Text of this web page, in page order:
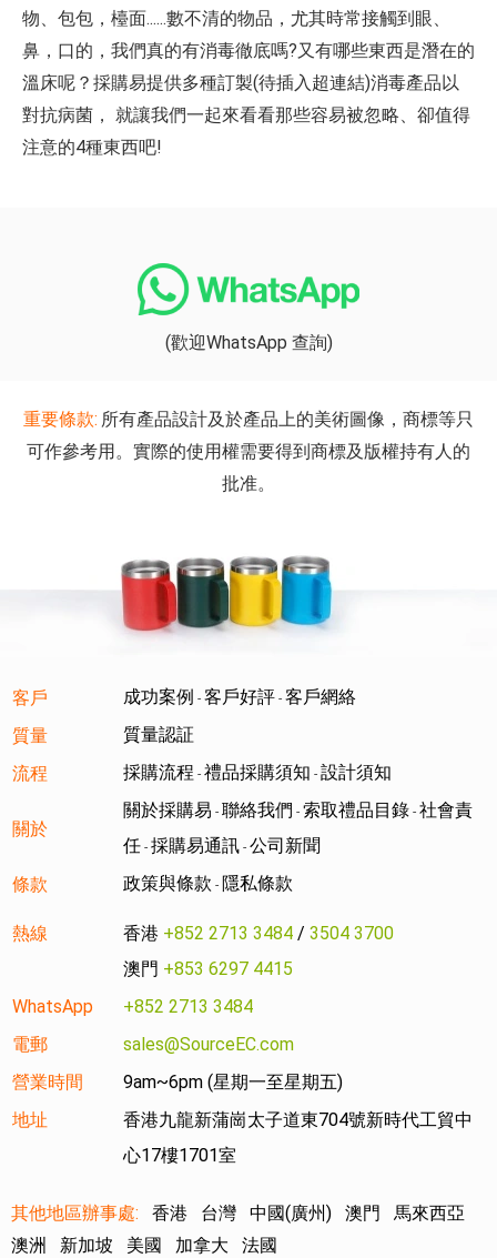
物、包包，檯面......數不清的物品，尤其時常接觸到眼、
鼻，口的，我們真的有消毒徹底嗎?又有哪些東西是潛在的
溫床呢？採購易提供多種訂製(待插入超連結)消毒產品以
對抗病菌， 就讓我們一起來看看那些容易被忽略、卻值得
注意的4種東西吧!
(歡迎WhatsApp 查詢)
重要條款: 所有產品設計及於產品上的美術圖像，商標等只
可作參考用。實際的使用權需要得到商標及版權持有人的
批准。
客戶 成功案例 - 客戶好評 - 客戶網絡
質量
質量認証
流程
採購流程 - 禮品採購須知 - 設計須知
關於
關於採購易 - 聯絡我們 - 索取禮品目錄 - 社會責
任 - 採購易通訊 - 公司新聞
條款
政策與條款 - 隱私條款
熱線 香港 +852 2713 3484 / 3504 3700
澳門 +853 6297 4415
WhatsApp
+852 2713 3484
電郵
sales@SourceEC.com
營業時間
9am~6pm (星期一至星期五)
地址
香港九龍新蒲崗太子道東704號新時代工貿中
心17樓1701室
其他地區辦事處: 香港 台灣 中國(廣州) 澳門
馬來西亞
澳洲
新加坡 美國 加拿大 法國